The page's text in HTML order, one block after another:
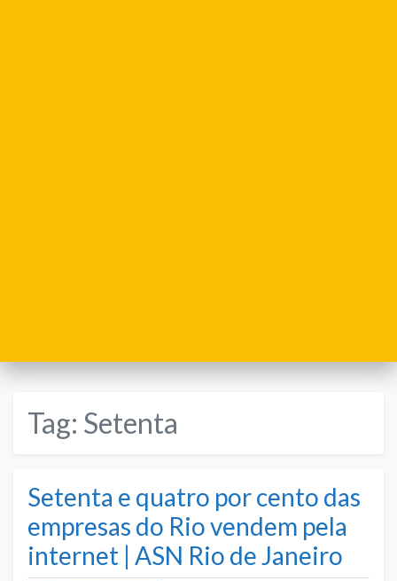
Tag: Setenta
Setenta e quatro por cento das
empresas do Rio vendem pela
internet | ASN Rio de Janeiro